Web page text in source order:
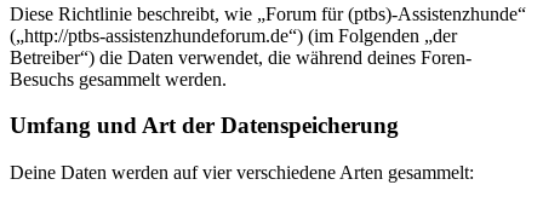
Diese Richtlinie beschreibt, wie „Forum für (ptbs)-Assistenzhunde“
(„http://ptbs-assistenzhundeforum.de“) (im Folgenden „der
Betreiber“) die Daten verwendet, die während deines Foren-
Besuchs gesammelt werden.
Umfang und Art der Datenspeicherung
Deine Daten werden auf vier verschiedene Arten gesammelt: